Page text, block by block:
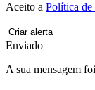
Aceito a Política de
Enviado
A sua mensagem